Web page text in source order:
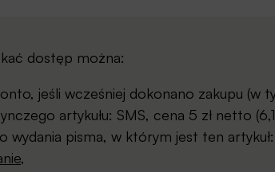
dostęp można:
jeśli wcześniej dokonano zakupu (w
artykułu: SMS, cena 5 zł netto
wydania pisma, w którym jest ten
,